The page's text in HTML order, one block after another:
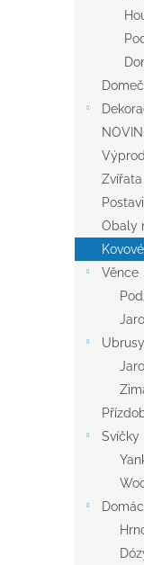
Zvířata
Obaly
Věnce
Svíčky